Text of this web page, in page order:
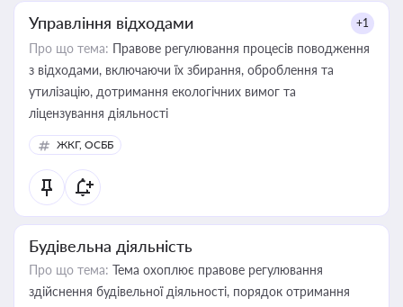
Управління відходами +1
Про що тема: Правове регулювання процесів поводження
з відходами, включаючи їх збирання, оброблення та
утилізацію, дотримання екологічних вимог та
ліцензування діяльності
ЖКГ, ОСББ
Будівельна діяльність
Про що тема: Тема охоплює правове регулювання
здійснення будівельної діяльності, порядок отримання